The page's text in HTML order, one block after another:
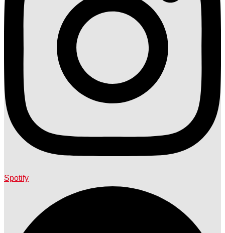
Spotify